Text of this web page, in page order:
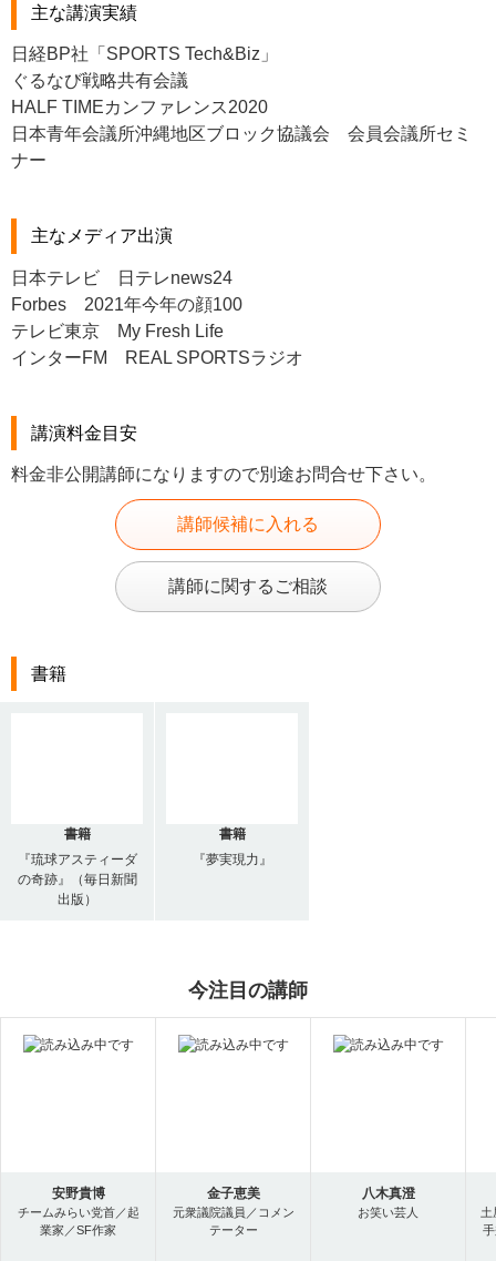
主な講演実績
日経BP社「SPORTS Tech&Biz」
ぐるなび戦略共有会議
HALF TIMEカンファレンス2020
日本青年会議所沖縄地区ブロック協議会 会員会議所セミ
ナー
主なメディア出演
日本テレビ 日テレnews24
Forbes 2021年今年の顔100
テレビ東京 My Fresh Life
インターFM REAL SPORTSラジオ
講演料金目安
料金非公開講師になりますので別途お問合せ下さい。
講師候補に入れる
講師に関するご相談
書籍
書籍
『琉球アスティーダ
の奇跡』（毎日新聞
出版）
書籍
『夢実現力』
今注目の講師
安野貴博
チームみらい党首／起
業家／SF作家
金子恵美
元衆議院議員／コメン
テーター
八木真澄
お笑い芸人
土